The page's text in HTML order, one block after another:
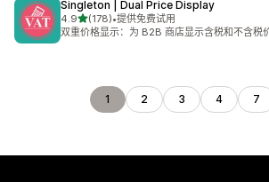
Singleton | Dual Price Display
4.9星（满分 5 星）
(178)
总共 178 条评论
•提供免费试用
双重价格显示：为 B2B 商店显示含税和不含税
1 2 3 4 7